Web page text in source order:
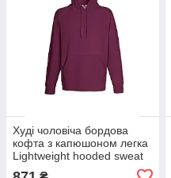
Худі чоловіча бордова
кофта з капюшоном легка
Lightweight hooded sweat